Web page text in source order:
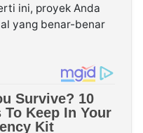
ini, proyek Anda
yang benar-benar